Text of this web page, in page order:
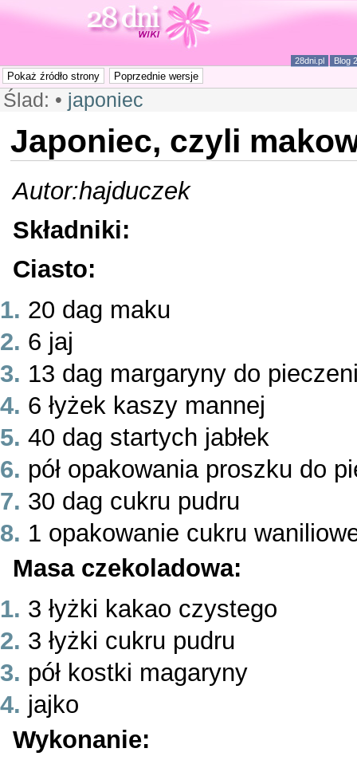
28dni.pl Blog
Ślad: • japoniec
Japoniec, czyli
Autor:hajduczek
Składniki:
Ciasto:
20 dag maku
6 jaj
13 dag margaryny do
6 łyżek kaszy mannej
40 dag startych jabłek
pół opakowania proszku do
30 dag cukru pudru
1 opakowanie cukru
Masa czekoladowa:
3 łyżki kakao czystego
3 łyżki cukru pudru
pół kostki magaryny
jajko
Wykonanie: